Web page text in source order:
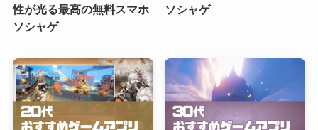
性が光る最高の無料スマホ
ソシャゲ
ソシャゲ